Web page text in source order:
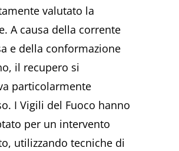
valutato la
A causa della corrente
e della conformazione
il recupero si
particolarmente
I Vigili del Fuoco hanno
per un intervento
utilizzando tecniche di